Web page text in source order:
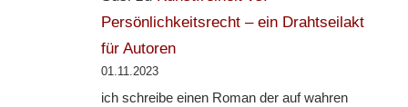
Persönlichkeitsrecht – ein Drahtseilakt
für Autoren
01.11.2023
ich schreibe einen Roman der auf wahren